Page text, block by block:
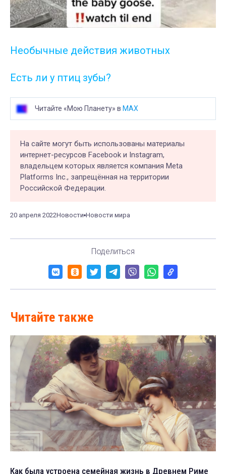
Необычные действия животных
Есть ли у птиц зубы?
Читайте «Мою Планету» в MAX
На сайте могут быть использованы материалы
интернет-ресурсов Facebook и Instagram,
владельцем которых является компания Meta
Platforms Inc., запрещённая на территории
Российской Федерации.
20 апреля 2022Новости Новости мира
Поделиться
Читайте также
Как была устроена семейная жизнь в Древнем Риме